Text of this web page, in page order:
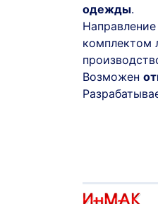
одежды.
комплектом
Возможен